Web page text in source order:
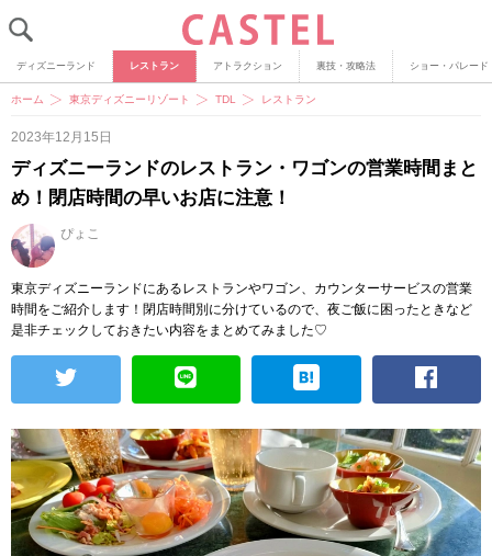
ディズニーランド レストラン アトラクション 裏技・攻略法 ショー・パレード
ホーム 東京ディズニーリゾート TDL レストラン
2023年12月15日
ディズニーランドのレストラン・ワゴンの営業時間まと
め！閉店時間の早いお店に注意！
ぴょこ
東京ディズニーランドにあるレストランやワゴン、カウンターサービスの営業
時間をご紹介します！閉店時間別に分けているので、夜ご飯に困ったときなど
是非チェックしておきたい内容をまとめてみました♡